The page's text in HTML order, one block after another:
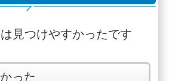
見つけやすかったです
った